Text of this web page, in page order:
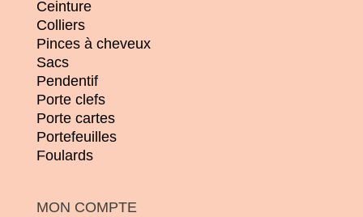
Ceinture
Colliers
Pinces à cheveux
Sacs
Pendentif
Porte clefs
Porte cartes
Portefeuilles
Foulards
MON COMPTE